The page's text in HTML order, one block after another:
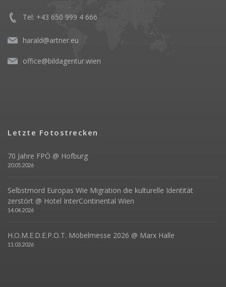
Tel: +43 650 999 4 666
harald@artner.eu
office@bildagentur.wien
Letzte Fotostrecken
70 Jahre FPÖ @ Hofburg
20.05.2026
Selbstmord Europas Wie Migration die kulturelle Identität
zerstört @ Hotel InterContinental Wien
14.04.2026
H.O.M.E.D.E.P.O.T. Möbelmesse 2026 @ Marx Halle
11.03.2026